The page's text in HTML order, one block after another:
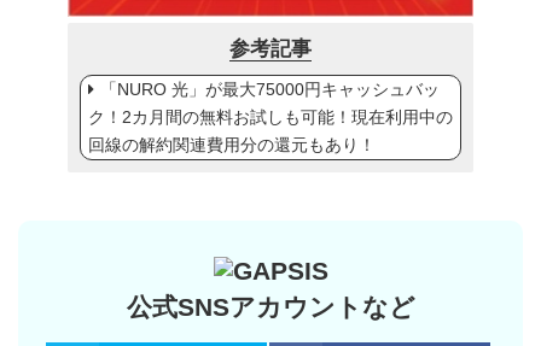
参考記事
「NURO 光」が最大75000円キャッシュバッ
ク！2カ月間の無料お試しも可能！現在利用中の
回線の解約関連費用分の還元もあり！
公式SNSアカウントなど